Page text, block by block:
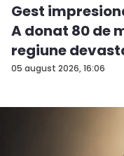
05 august 2026, 16:06
Gest
A donat 80 de
regiune